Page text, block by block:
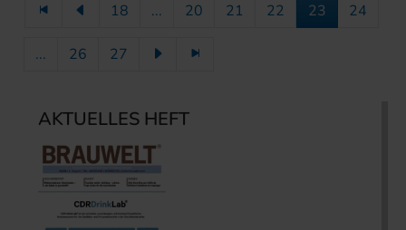
18 ... 20 21 22 23 24
... 26 27
AKTUELLES HEFT